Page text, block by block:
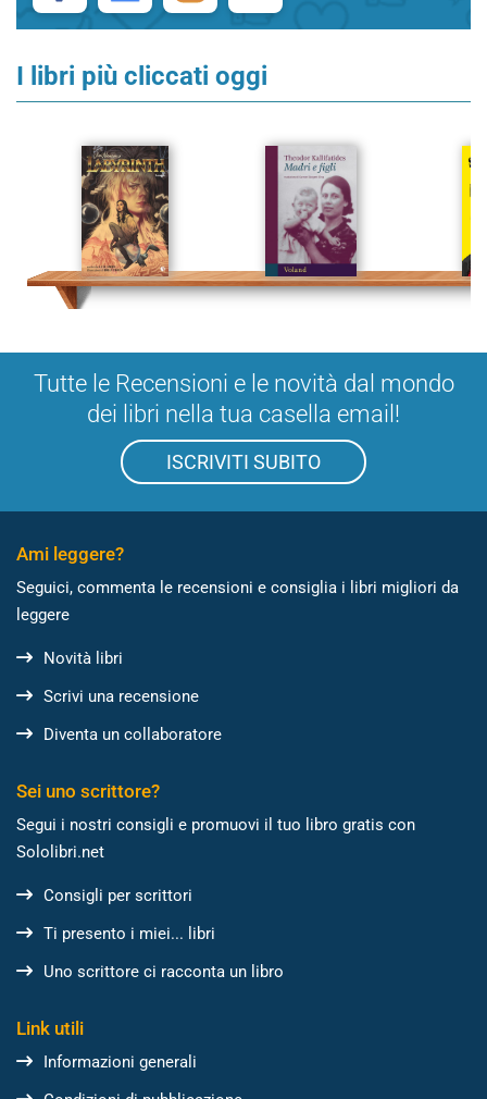
I libri più cliccati oggi
Tutte le Recensioni e le novità dal mondo
dei libri nella tua casella email!
ISCRIVITI SUBITO
Ami leggere?
Seguici, commenta le recensioni e consiglia i libri migliori da
leggere
Novità libri
Scrivi una recensione
Diventa un collaboratore
Sei uno scrittore?
Segui i nostri consigli e promuovi il tuo libro gratis con
Sololibri.net
Consigli per scrittori
Ti presento i miei... libri
Uno scrittore ci racconta un libro
Link utili
Informazioni generali